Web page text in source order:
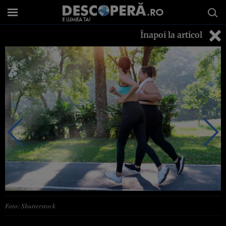
Înapoi la articol
Foto: Shutterstock